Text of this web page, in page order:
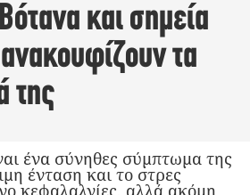
και σημεία
τα
της
ένα σύνηθες σύμπτωμα της
ένταση και το στρες
κεφαλαλγίες, αλλά ακόμη